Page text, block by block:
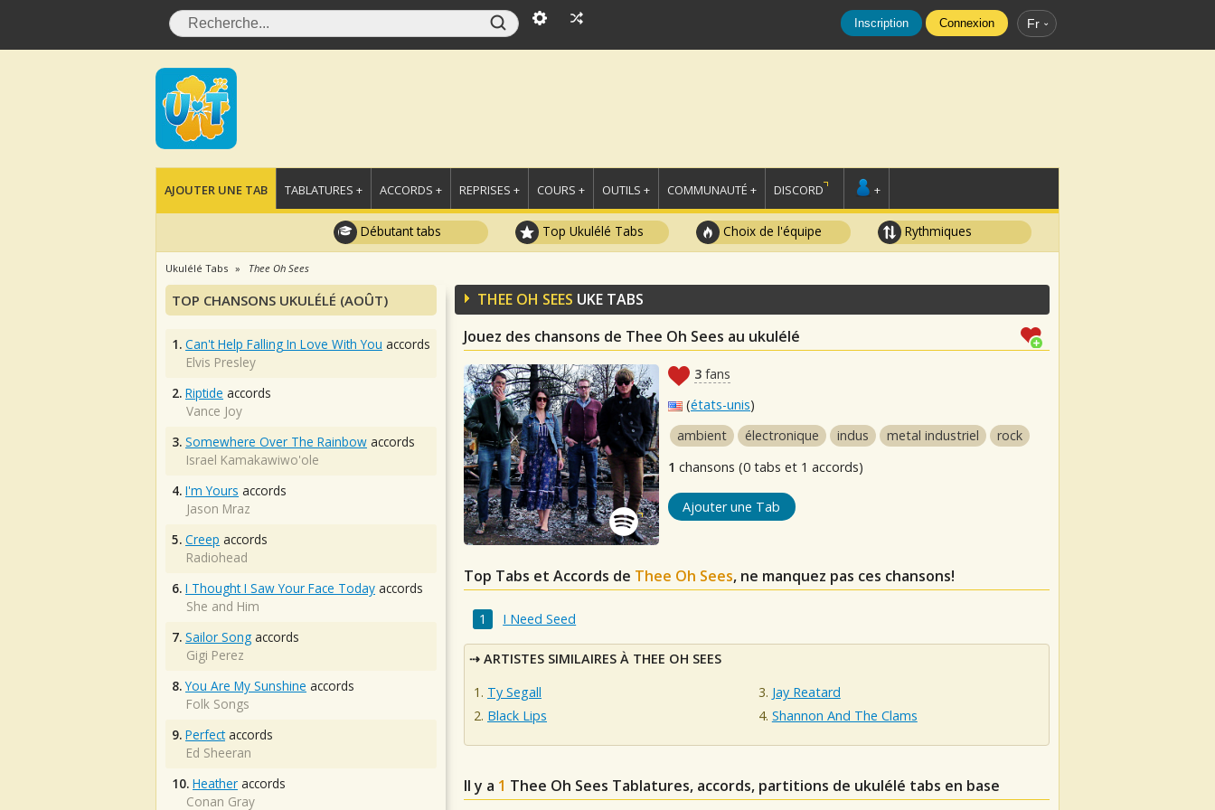
Inscription Connexion Fr
AJOUTER UNE TAB TABLATURES + ACCORDS + REPRISES + COURS + OUTILS + COMMUNAUTÉ + DISCORD +
Débutant tabs Top Ukulélé Tabs Choix de l'équipe Rythmiques
Ukulélé Tabs Thee Oh Sees
THEE OH SEES UKE TABS
Jouez des chansons de Thee Oh Sees au ukulélé
3 fans
(états-unis)
ambient
électronique indus metal industriel
rock
1 chansons (0 tabs et 1 accords)
Ajouter une Tab
Top Tabs et Accords de Thee Oh Sees, ne manquez pas ces chansons!
I Need Seed
ARTISTES SIMILAIRES À THEE OH SEES
Ty Segall
Black Lips
Jay Reatard
Shannon And The Clams
Il y a 1 Thee Oh Sees Tablatures, accords, partitions de ukulélé tabs en base
TOP CHANSONS UKULÉLÉ (AOÛT)
1. Can't Help Falling In Love With You accords
Elvis Presley
2. Riptide accords
Vance Joy
3. Somewhere Over The Rainbow accords
Israel Kamakawiwo'ole
4. I'm Yours accords
Jason Mraz
5. Creep accords
Radiohead
6. I Thought I Saw Your Face Today accords
She and Him
7. Sailor Song accords
Gigi Perez
8. You Are My Sunshine accords
Folk Songs
9. Perfectaccords
Ed Sheeran
10. Heather accords
Conan Gray